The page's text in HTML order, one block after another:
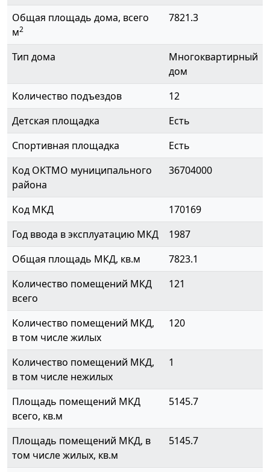
Общая площадь дома, всего
м2
7821.3
Тип дома
Многоквартирный
дом
Количество подъездов
12
Детская площадка
Есть
Спортивная площадка
Есть
Код ОКТМО муниципального
района
36704000
Код МКД
170169
Год ввода в эксплуатацию МКД
1987
Общая площадь МКД, кв.м
7823.1
Количество помещений МКД
всего
121
Количество помещений МКД,
в том числе жилых
120
Количество помещений МКД,
в том числе нежилых
1
Площадь помещений МКД
всего, кв.м
5145.7
Площадь помещений МКД, в
том числе жилых, кв.м
5145.7